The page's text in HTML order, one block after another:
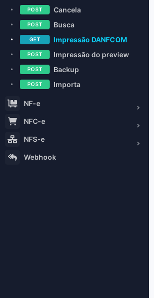
POST Cancela
POST Busca
GET Impressão DANFCOM
POST Impressão do preview
POST Backup
POST Importa
NF-e
NFC-e
NFS-e
Webhook